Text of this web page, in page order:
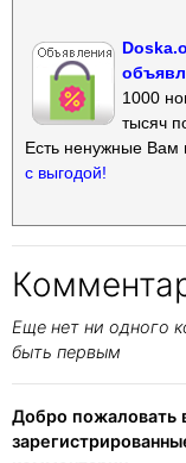
1000
тысяч
Есть ненужные Вам
с выгодой!
Еще нет ни одного
быть первым
Добро пожаловать